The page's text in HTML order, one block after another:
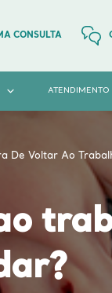
CONSULTA
ATENDIMENTO
De Voltar Ao